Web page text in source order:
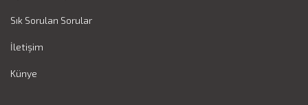
Sık Sorulan Sorular
İletişim
Künye